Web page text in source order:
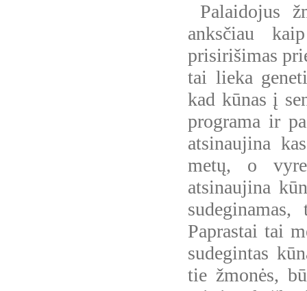
Palaidojus
anksčiau
prisirišimas
tai lieka
kad kūnas į
programa ir
atsinaujina
metų, o
atsinaujina
Paprastai tai
sudegintas
tie žmonės,